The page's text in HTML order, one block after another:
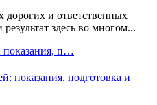
и ответственных
здесь во многом...
показания, п…